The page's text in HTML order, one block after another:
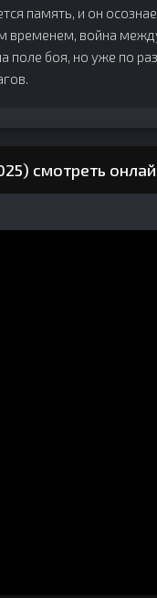
память, и он
временем, война
поле боя, но уже по
смотреть